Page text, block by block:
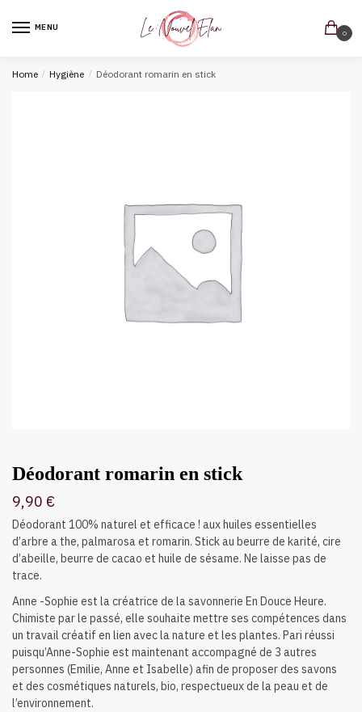
MENU
0
Home / Hygiène / Déodorant romarin en stick
Déodorant romarin en stick
9,90 €
Déodorant 100% naturel et efficace ! aux huiles essentielles
d’arbre a the, palmarosa et romarin. Stick au beurre de karité, cire
d’abeille, beurre de cacao et huile de sésame. Ne laisse pas de
trace.
Anne -Sophie est la créatrice de la savonnerie En Douce Heure.
Chimiste par le passé, elle souhaite mettre ses compétences dans
un travail créatif en lien avec la nature et les plantes. Pari réussi
puisqu’Anne-Sophie est maintenant accompagné de 3 autres
personnes (Emilie, Anne et Isabelle) afin de proposer des savons
et des cosmétiques naturels, bio, respectueux de la peau et de
l’environnement.